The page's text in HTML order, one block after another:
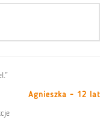
Agnieszka - 12 lat